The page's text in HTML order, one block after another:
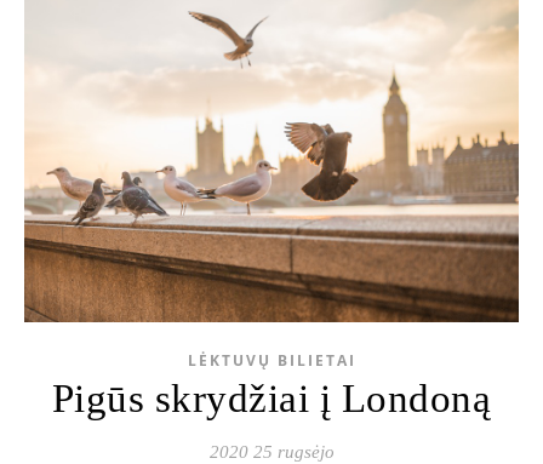
LĖKTUVŲ BILIETAI
Pigūs skrydžiai į Londoną
2020 25 rugsėjo